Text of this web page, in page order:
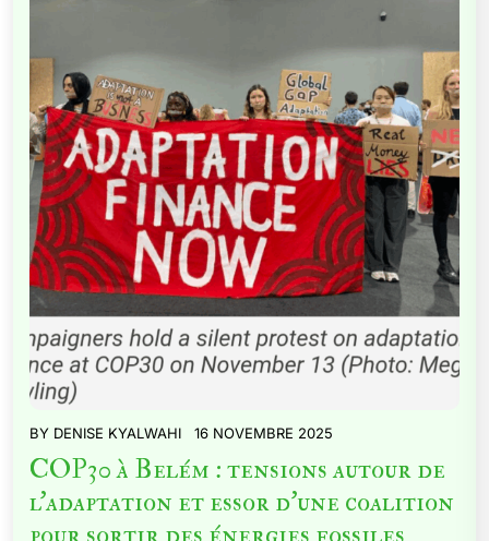
BY DENISE KYALWAHI 16 NOVEMBRE 2025
COP30 à Belém : tensions autour de
l’adaptation et essor d’une coalition